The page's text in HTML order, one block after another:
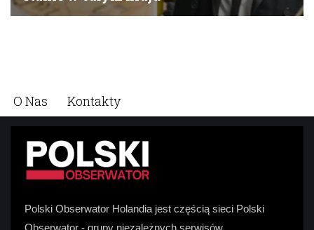
O Nas Kontakty
Polski Obserwator Holandia jest częścią sieci Polski
Obserwator - grupy niezależnych serwisów